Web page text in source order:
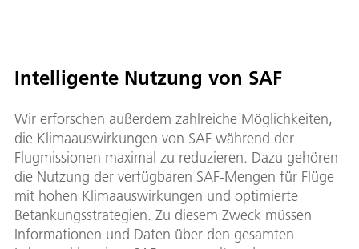
Intelligente Nutzung von SAF
Wir erforschen außerdem zahlreiche Möglichkeiten,
die Klimaauswirkungen von SAF während der
Flugmissionen maximal zu reduzieren. Dazu gehören
die Nutzung der verfügbaren SAF-Mengen für Flüge
mit hohen Klimaauswirkungen und optimierte
Betankungsstrategien. Zu diesem Zweck müssen
Informationen und Daten über den gesamten